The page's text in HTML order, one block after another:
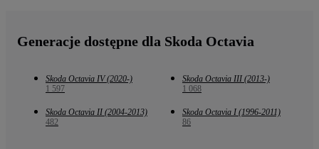
Generacje dostępne dla Skoda Octavia
Skoda Octavia IV (2020-)
1 597
Skoda Octavia III (2013-)
1 068
Skoda Octavia II (2004-2013)
482
Skoda Octavia I (1996-2011)
86